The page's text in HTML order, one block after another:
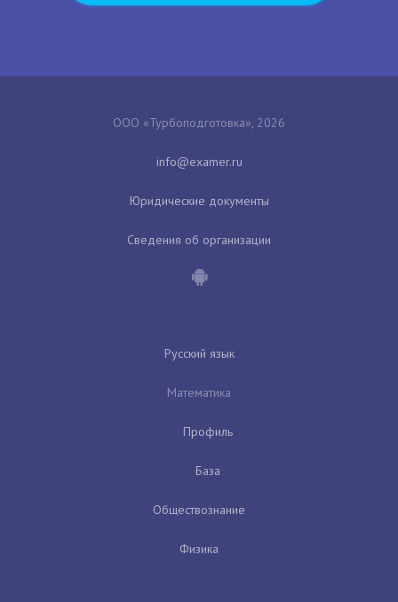
ООО «Турбоподготовка», 2026
Юридические документы
Сведения об организации
Русский язык
Математика
Профиль
База
Обществознание
Физика